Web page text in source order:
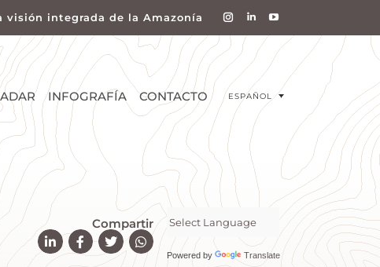
visión integrada de la Amazonía
INFOGRAFÍA CONTACTO ESPAÑOL
Compartir
Powered by Translate